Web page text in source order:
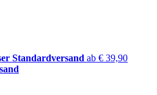
Standardversand ab € 39,90